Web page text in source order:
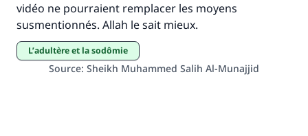
vidéo ne pourraient remplacer les moyens
susmentionnés. Allah le sait mieux.
L’adultère et la sodômie
Source: Sheikh Muhammed Salih Al-Munajjid
Aidez nous à apporter des réponses.
Le Messager d'Allah (Paix sur lui) a dit:
"Celui qui indique une bonne action obtient la
même récompense que celui qui le fait."